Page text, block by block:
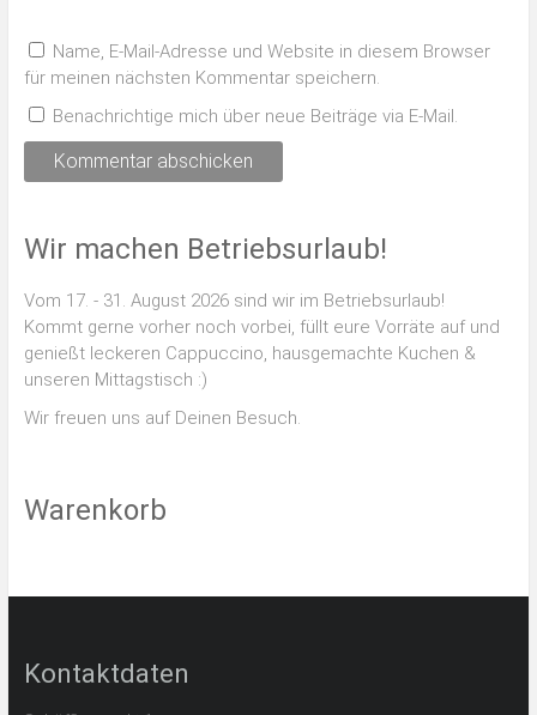
Name, E-Mail-Adresse und Website in diesem Browser
für meinen nächsten Kommentar speichern.
Benachrichtige mich über neue Beiträge via E-Mail.
Wir machen Betriebsurlaub!
Vom 17. - 31. August 2026 sind wir im Betriebsurlaub!
Kommt gerne vorher noch vorbei, füllt eure Vorräte auf und
genießt leckeren Cappuccino, hausgemachte Kuchen &
unseren Mittagstisch :)
Wir freuen uns auf Deinen Besuch.
Warenkorb
Kontaktdaten